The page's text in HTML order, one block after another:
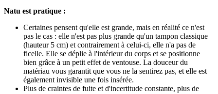
Natu est pratique :
Certaines pensent qu'elle est grande, mais en réalité ce n'est
pas le cas : elle n'est pas plus grande qu'un tampon classique
(hauteur 5 cm) et contrairement à celui-ci, elle n'a pas de
ficelle. Elle se déplie à l'intérieur du corps et se positionne
bien grâce à un petit effet de ventouse. La douceur du
matériau vous garantit que vous ne la sentirez pas, et elle est
également invisible une fois insérée.
Plus de craintes de fuite et d'incertitude constante, plus de